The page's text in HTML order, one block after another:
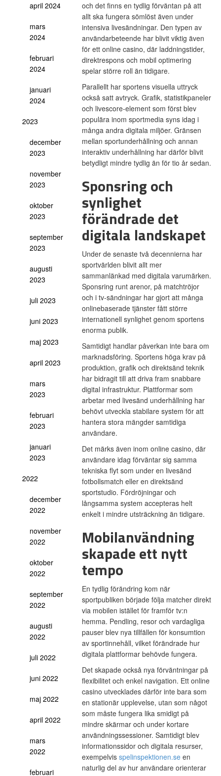
april 2024
mars
2024
februari
2024
januari
2024
2023
december
2023
november
2023
oktober
2023
september
2023
augusti
2023
juli 2023
juni 2023
maj 2023
april 2023
mars
2023
februari
2023
januari
2023
2022
december
2022
november
2022
oktober
2022
september
2022
augusti
2022
juli 2022
juni 2022
maj 2022
april 2022
mars
2022
februari
och det finns en tydlig förväntan på att
allt ska fungera sömlöst även under
intensiva livesändningar. Den typen av
användarbeteende har blivit viktig även
för ett online casino, där laddningstider,
direktrespons och mobil optimering
spelar större roll än tidigare.
Parallellt har sportens visuella uttryck
också satt avtryck. Grafik, statistikpaneler
och livescore-element som först blev
populära inom sportmedia syns idag i
många andra digitala miljöer. Gränsen
mellan sportunderhållning och annan
interaktiv underhållning har därför blivit
betydligt mindre tydlig än för tio år sedan.
Sponsring och
synlighet
förändrade det
digitala landskapet
Under de senaste två decennierna har
sportvärlden blivit allt mer
sammanlänkad med digitala varumärken.
Sponsring runt arenor, på matchtröjor
och i tv-sändningar har gjort att många
onlinebaserade tjänster fått större
internationell synlighet genom sportens
enorma publik.
Samtidigt handlar påverkan inte bara om
marknadsföring. Sportens höga krav på
produktion, grafik och direktsänd teknik
har bidragit till att driva fram snabbare
digital infrastruktur. Plattformar som
arbetar med livesänd underhållning har
behövt utveckla stabilare system för att
hantera stora mängder samtidiga
användare.
Det märks även inom online casino, där
användare idag förväntar sig samma
tekniska flyt som under en livesänd
fotbollsmatch eller en direktsänd
sportstudio. Fördröjningar och
långsamma system accepteras helt
enkelt i mindre utsträckning än tidigare.
Mobilanvändning
skapade ett nytt
tempo
En tydlig förändring kom när
sportpubliken började följa matcher direkt
via mobilen istället för framför tv:n
hemma. Pendling, resor och vardagliga
pauser blev nya tillfällen för konsumtion
av sportinnehåll, vilket förändrade hur
digitala plattformar behövde fungera.
Det skapade också nya förväntningar på
flexibilitet och enkel navigation. Ett online
casino utvecklades därför inte bara som
en stationär upplevelse, utan som något
som måste fungera lika smidigt på
mindre skärmar och under kortare
användningssessioner. Samtidigt blev
informationssidor och digitala resurser,
exempelvis spelinspektionen.seen
naturlig del av hur användare orienterar